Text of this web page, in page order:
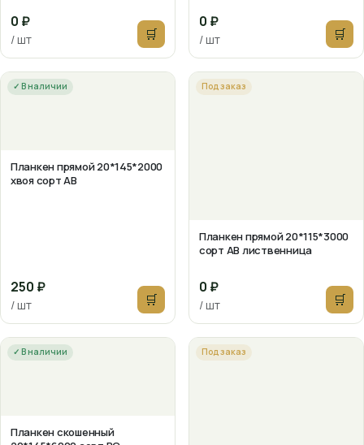
0 ₽
/ шт 🛒
0 ₽
/ шт 🛒
✓ В наличии
Планкен прямой 20*145*2000
хвоя сорт АВ
250 ₽
/ шт 🛒
Под заказ
Планкен прямой 20*115*3000
сорт АВ лиственница
0 ₽
/ шт 🛒
✓ В наличии
Планкен скошенный
Под заказ